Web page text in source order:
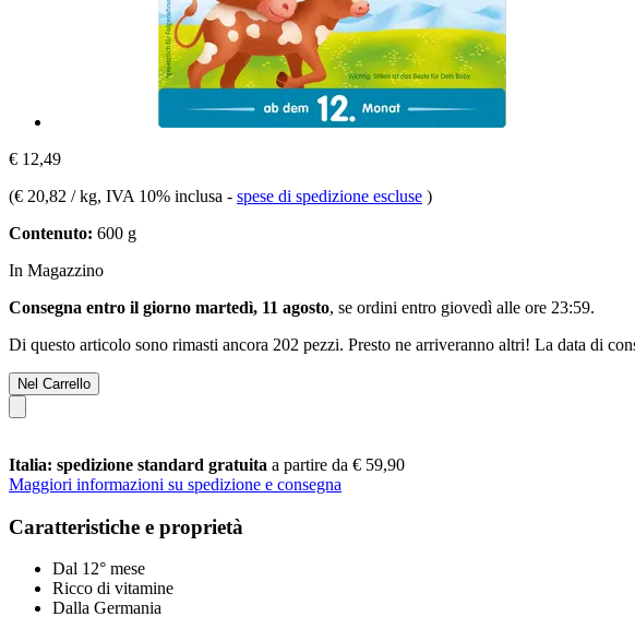
€ 12,49
(€ 20,82 / kg, IVA 10% inclusa - spese di spedizione escluse )
Contenuto: 600 g
In Magazzino
Consegna entro il giorno martedì, 11 agosto, se ordini entro giovedì alle ore 23:59.
Di questo articolo sono rimasti ancora 202 pezzi. Presto ne arriveranno altri! La data di
Nel Carrello
Italia: spedizione standard gratuita a partire da € 59,90
Maggiori informazioni su spedizione e consegna
Caratteristiche e proprietà
Dal 12° mese
Ricco di vitamine
Dalla Germania